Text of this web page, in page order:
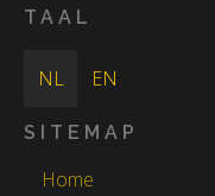
TAAL
NL EN
SITEMAP
Home